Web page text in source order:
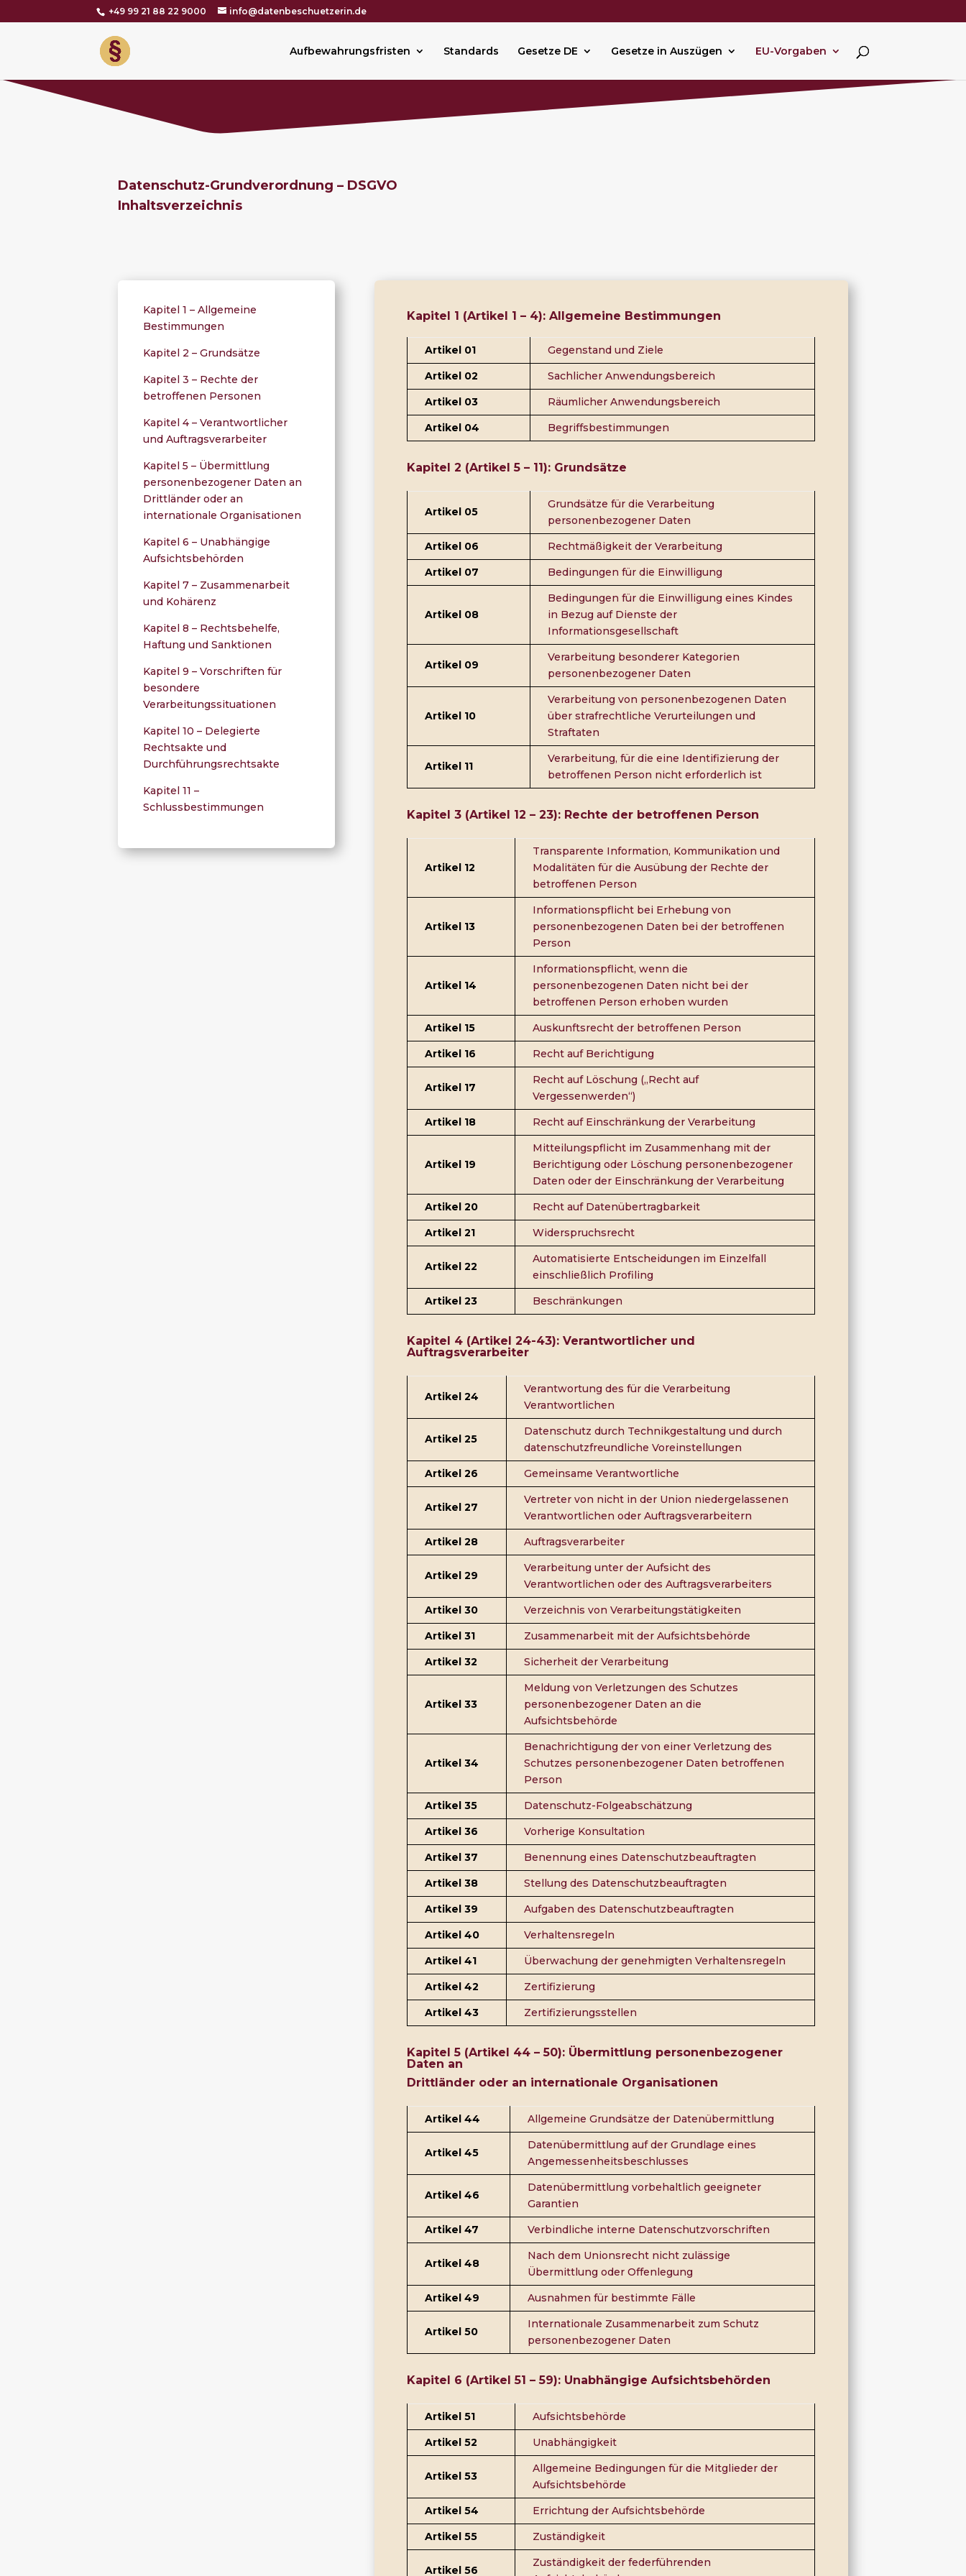
+49 99 21 88 22 9000 info@datenbeschuetzerin.de
Aufbewahrungsfristen Standards Gesetze DE Gesetze in Auszügen EU-Vorgaben
Datenschutz-Grundverordnung – DSGVO
Inhaltsverzeichnis
Kapitel 1 – Allgemeine
Bestimmungen
Kapitel 2 – Grundsätze
Kapitel 3 – Rechte der
betroffenen Personen
Kapitel 4 – Verantwortlicher
und Auftragsverarbeiter
Kapitel 5 – Übermittlung
personenbezogener Daten an
Drittländer oder an
internationale Organisationen
Kapitel 6 – Unabhängige
Aufsichtsbehörden
Kapitel 7 – Zusammenarbeit
und Kohärenz
Kapitel 8 – Rechtsbehelfe,
Haftung und Sanktionen
Kapitel 9 – Vorschriften für
besondere
Verarbeitungssituationen
Kapitel 10 – Delegierte
Rechtsakte und
Durchführungsrechtsakte
Kapitel 11 –
Schlussbestimmungen
Kapitel 1 (Artikel 1 – 4): Allgemeine Bestimmungen
Artikel 01
Gegenstand und Ziele
Artikel 02
Sachlicher Anwendungsbereich
Artikel 03
Räumlicher Anwendungsbereich
Artikel 04
Begriffsbestimmungen
Kapitel 2 (Artikel 5 – 11): Grundsätze
Artikel 05
Grundsätze für die Verarbeitung
personenbezogener Daten
Artikel 06
Rechtmäßigkeit der Verarbeitung
Artikel 07
Bedingungen für die Einwilligung
Artikel 08
Bedingungen für die Einwilligung eines Kindes
in Bezug auf Dienste der
Informationsgesellschaft
Artikel 09
Verarbeitung besonderer Kategorien
personenbezogener Daten
Artikel 10
Verarbeitung von personenbezogenen Daten
über strafrechtliche Verurteilungen und
Straftaten
Artikel 11
Verarbeitung, für die eine Identifizierung der
betroffenen Person nicht erforderlich ist
Kapitel 3 (Artikel 12 – 23): Rechte der betroffenen Person
Artikel 12
Transparente Information, Kommunikation und
Modalitäten für die Ausübung der Rechte der
betroffenen Person
Artikel 13
Informationspflicht bei Erhebung von
personenbezogenen Daten bei der betroffenen
Person
Artikel 14
Informationspflicht, wenn die
personenbezogenen Daten nicht bei der
betroffenen Person erhoben wurden
Artikel 15
Auskunftsrecht der betroffenen Person
Artikel 16
Recht auf Berichtigung
Artikel 17
Recht auf Löschung („Recht auf
Vergessenwerden“)
Artikel 18
Recht auf Einschränkung der Verarbeitung
Artikel 19
Mitteilungspflicht im Zusammenhang mit der
Berichtigung oder Löschung personenbezogener
Daten oder der Einschränkung der Verarbeitung
Artikel 20
Recht auf Datenübertragbarkeit
Artikel 21
Widerspruchsrecht
Artikel 22
Automatisierte Entscheidungen im Einzelfall
einschließlich Profiling
Artikel 23
Beschränkungen
Kapitel 4 (Artikel 24-43): Verantwortlicher und
Auftragsverarbeiter
Artikel 24
Verantwortung des für die Verarbeitung
Verantwortlichen
Artikel 25
Datenschutz durch Technikgestaltung und durch
datenschutzfreundliche Voreinstellungen
Artikel 26
Gemeinsame Verantwortliche
Artikel 27
Vertreter von nicht in der Union niedergelassenen
Verantwortlichen oder Auftragsverarbeitern
Artikel 28
Auftragsverarbeiter
Artikel 29
Verarbeitung unter der Aufsicht des
Verantwortlichen oder des Auftragsverarbeiters
Artikel 30
Verzeichnis von Verarbeitungstätigkeiten
Artikel 31
Zusammenarbeit mit der Aufsichtsbehörde
Artikel 32
Sicherheit der Verarbeitung
Artikel 33
Meldung von Verletzungen des Schutzes
personenbezogener Daten an die
Aufsichtsbehörde
Artikel 34
Benachrichtigung der von einer Verletzung des
Schutzes personenbezogener Daten betroffenen
Person
Artikel 35
Datenschutz-Folgeabschätzung
Artikel 36
Vorherige Konsultation
Artikel 37
Benennung eines Datenschutzbeauftragten
Artikel 38
Stellung des Datenschutzbeauftragten
Artikel 39
Aufgaben des Datenschutzbeauftragten
Artikel 40
Verhaltensregeln
Artikel 41
Überwachung der genehmigten Verhaltensregeln
Artikel 42
Zertifizierung
Artikel 43
Zertifizierungsstellen
Kapitel 5 (Artikel 44 – 50): Übermittlung personenbezogener
Daten an
Drittländer oder an internationale Organisationen
Artikel 44 Allgemeine Grundsätze der Datenübermittlung
Artikel 45
Datenübermittlung auf der Grundlage eines
Angemessenheitsbeschlusses
Artikel 46
Datenübermittlung vorbehaltlich geeigneter
Garantien
Artikel 47
Verbindliche interne Datenschutzvorschriften
Artikel 48
Nach dem Unionsrecht nicht zulässige
Übermittlung oder Offenlegung
Artikel 49
Ausnahmen für bestimmte Fälle
Artikel 50
Internationale Zusammenarbeit zum Schutz
personenbezogener Daten
Kapitel 6 (Artikel 51 – 59): Unabhängige Aufsichtsbehörden
Artikel 51
Aufsichtsbehörde
Artikel 52
Unabhängigkeit
Artikel 53
Allgemeine Bedingungen für die Mitglieder der
Aufsichtsbehörde
Artikel 54
Errichtung der Aufsichtsbehörde
Artikel 55
Zuständigkeit
Artikel 56
Zuständigkeit der federführenden